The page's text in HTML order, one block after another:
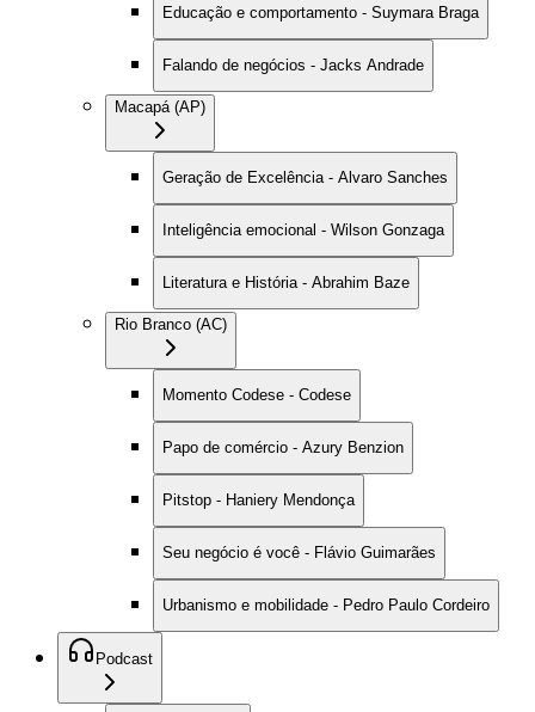
Educação e comportamento - Suymara Braga
Falando de negócios - Jacks Andrade
Macapá (AP)
Geração de Excelência - Alvaro Sanches
Inteligência emocional - Wilson Gonzaga
Literatura e História - Abrahim Baze
Rio Branco (AC)
Momento Codese - Codese
Papo de comércio - Azury Benzion
Pitstop - Haniery Mendonça
Seu negócio é você - Flávio Guimarães
Urbanismo e mobilidade - Pedro Paulo Cordeiro
Podcast